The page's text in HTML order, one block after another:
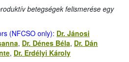
betegségek felismerése egy
(NFCSO only): Dr. Jánosi
, Dr. Dénes Béla, Dr. Dán
, Dr. Erdélyi Károly